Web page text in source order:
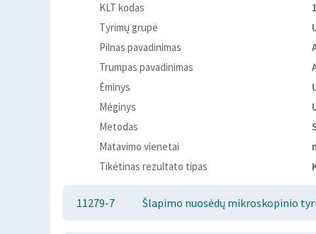
KLT kodas
Tyrimų grupė
Pilnas pavadinimas
Trumpas pavadinimas
Ėminys
Mėginys
Metodas
Matavimo vienetai
Tikėtinas rezultato tipas
11279-7 Šlapimo nuosėdų mikroskopinio